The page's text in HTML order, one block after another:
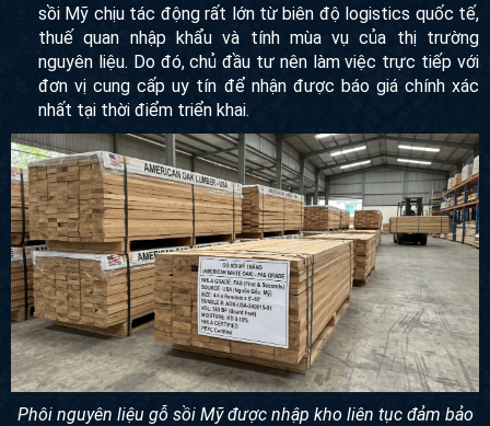
sồi Mỹ chịu tác động rất lớn từ biên độ logistics quốc tế,
thuế quan nhập khẩu và tính mùa vụ của thị trường
nguyên liệu. Do đó, chủ đầu tư nên làm việc trực tiếp với
đơn vị cung cấp uy tín để nhận được báo giá chính xác
nhất tại thời điểm triển khai.
Phôi nguyên liệu gỗ sồi Mỹ được nhập kho liên tục đảm bảo